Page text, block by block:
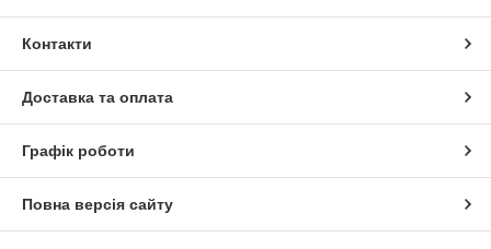
Контакти
Доставка та оплата
Графік роботи
Повна версія сайту